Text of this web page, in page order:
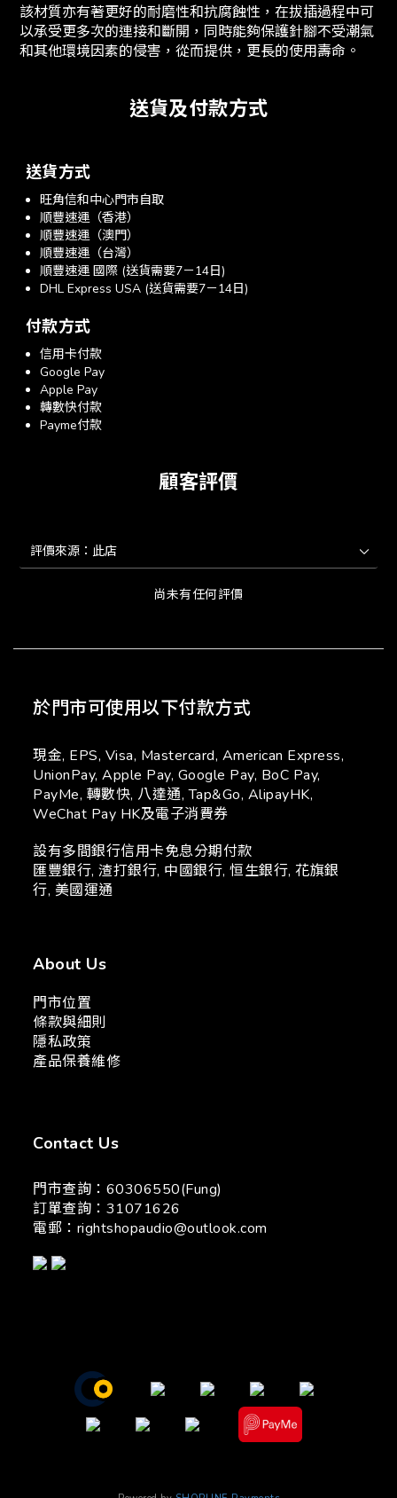
該材質亦有著更好的耐磨性和抗腐蝕性，在拔插過程中可
以承受更多次的連接和斷開，同時能夠保護針腳不受潮氣
和其他環境因素的侵害，從而提供，更長的使用壽命。
送貨及付款方式
送貨方式
旺角信和中心門市自取
順豐速運（香港）
順豐速運（澳門）
順豐速運（台灣）
順豐速運 國際 (送貨需要7－14日)
DHL Express USA (送貨需要7－14日)
付款方式
信用卡付款
Google Pay
Apple Pay
轉數快付款
Payme付款
顧客評價
尚未有任何評價
於門市可使用以下付款方式
現金, EPS, Visa, Mastercard, American Express,
UnionPay, Apple Pay, Google Pay, BoC Pay,
PayMe, 轉數快, 八達通, Tap&Go, AlipayHK,
WeChat Pay HK及電子消費券
設有多間銀行信用卡免息分期付款
匯豐銀行, 渣打銀行, 中國銀行, 恒生銀行, 花旗銀
行, 美國運通
About Us
門市位置
條款與細則
隱私政策
產品保養維修
Contact Us
門市查詢：60306550(Fung)
訂單查詢：31071626
電郵： rightshopaudio@outlook.com